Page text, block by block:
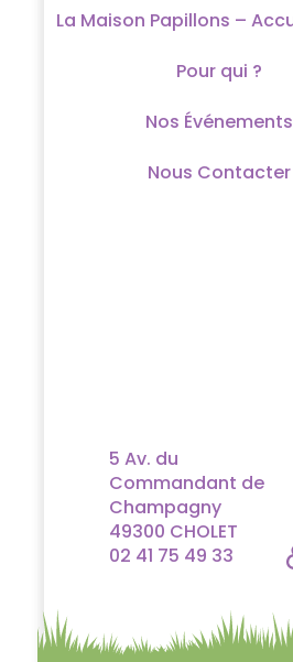
La Maison Papillons –
Pour qui ?
Nos Événements
Nous Contacter
5 Av. du
Commandant de
Champagny
49300 CHOLET
02 41 75 49 33